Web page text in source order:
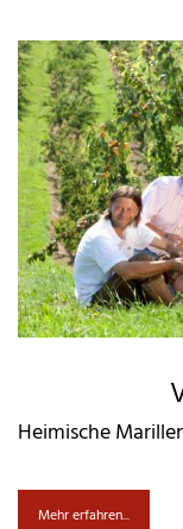
Heimische
Mehr erfahren...